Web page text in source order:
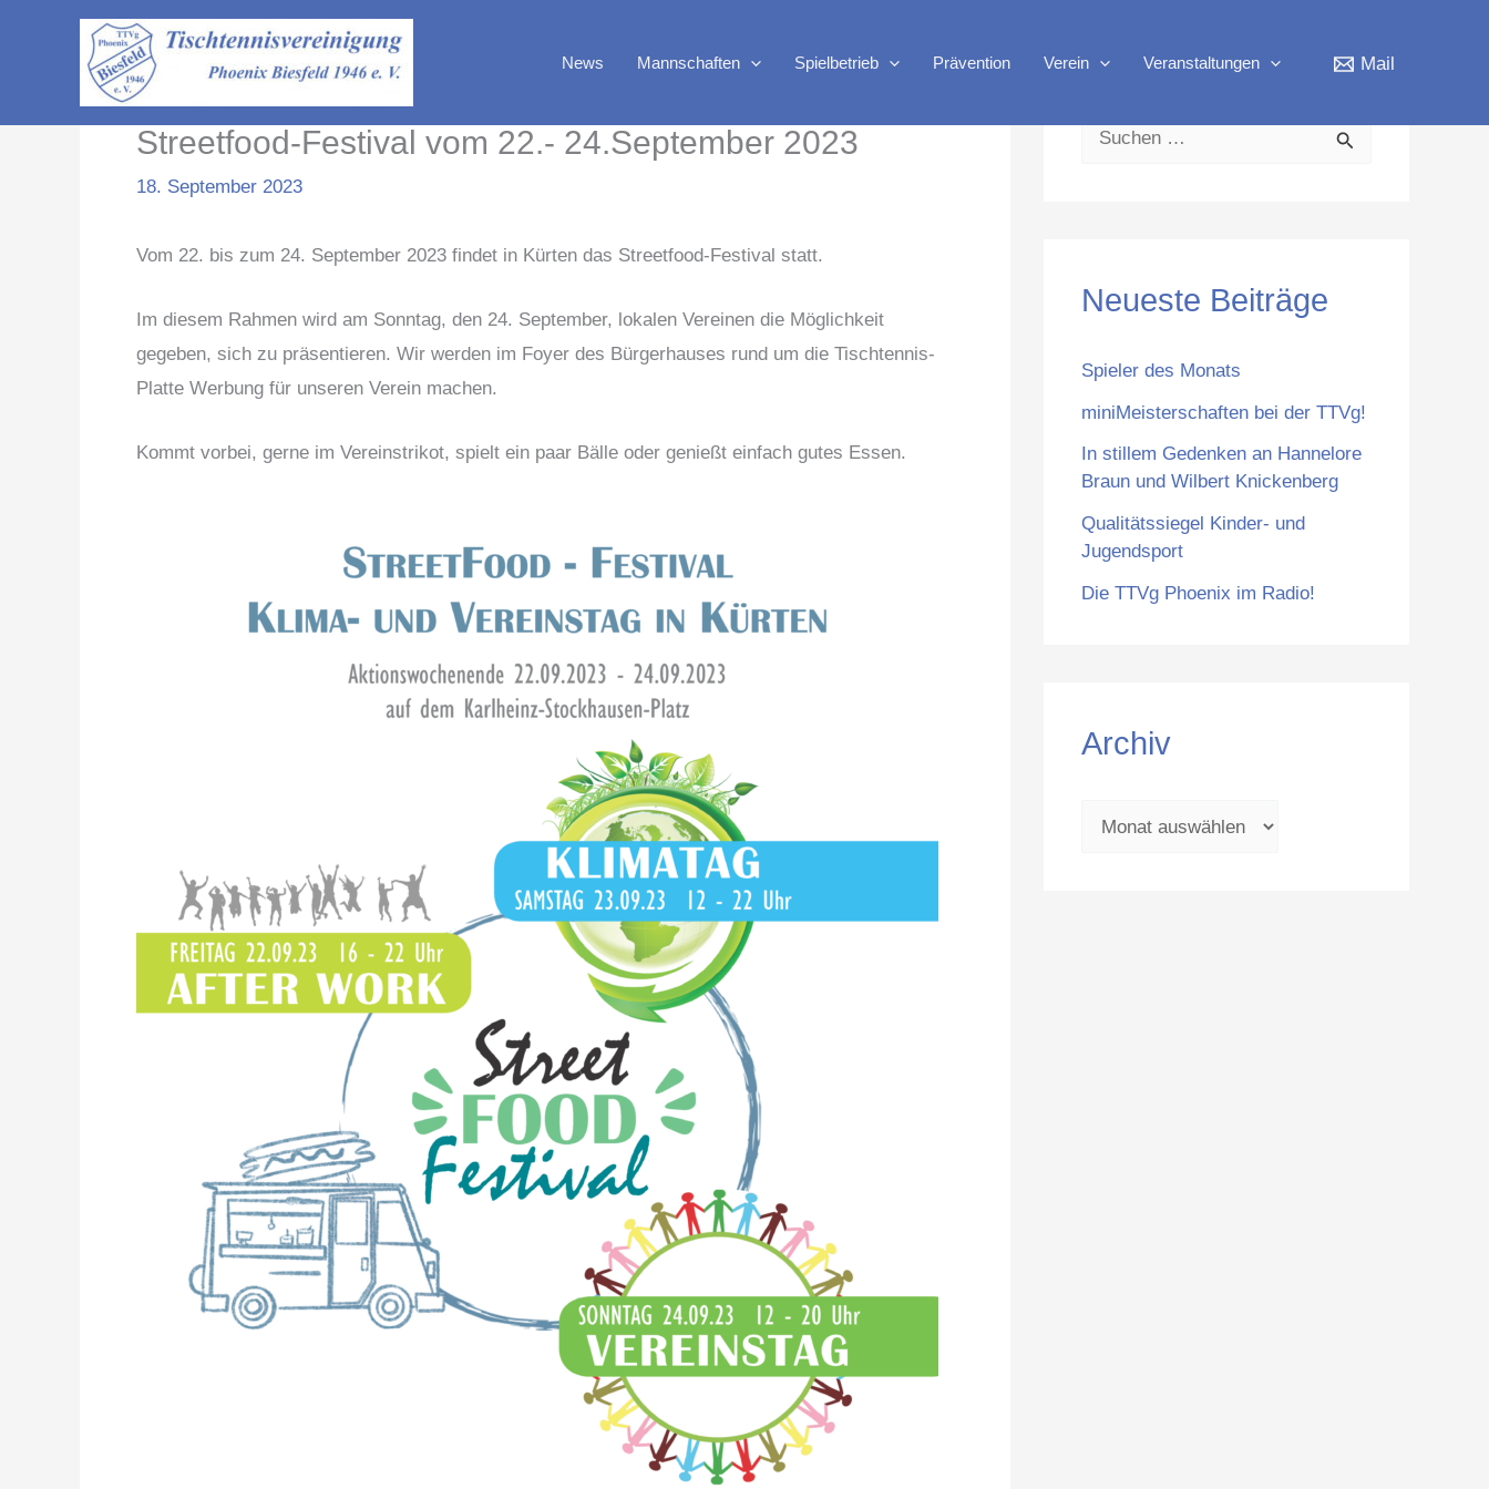
News Mannschaften Spielbetrieb Prävention Verein Veranstaltungen Mail
Streetfood-Festival vom 22.- 24.September 2023
18. September 2023
Vom 22. bis zum 24. September 2023 findet in Kürten das Streetfood-Festival statt.
Im diesem Rahmen wird am Sonntag, den 24. September, lokalen Vereinen die Möglichkeit
gegeben, sich zu präsentieren. Wir werden im Foyer des Bürgerhauses rund um die Tischtennis-
Platte Werbung für unseren Verein machen.
Kommt vorbei, gerne im Vereinstrikot, spielt ein paar Bälle oder genießt einfach gutes Essen.
e
n
a
c
h
:
Neueste Beiträge
Spieler des Monats
miniMeisterschaften bei der TTVg!
In stillem Gedenken an Hannelore
Braun und Wilbert Knickenberg
Qualitätssiegel Kinder- und
Jugendsport
Die TTVg Phoenix im Radio!
Archiv
r
h